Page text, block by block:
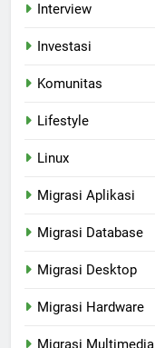
Interview
Investasi
Komunitas
Lifestyle
Linux
Migrasi Aplikasi
Migrasi Database
Migrasi Desktop
Migrasi Hardware
Migrasi Multimedia